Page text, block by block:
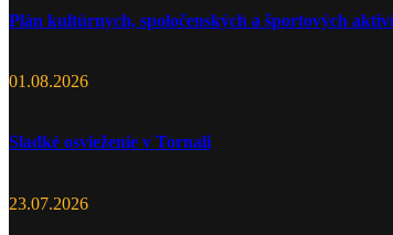
Plán kultúrnych, spoločenských a športových
01.08.2026
Sladké osvieženie v Tornali
23.07.2026